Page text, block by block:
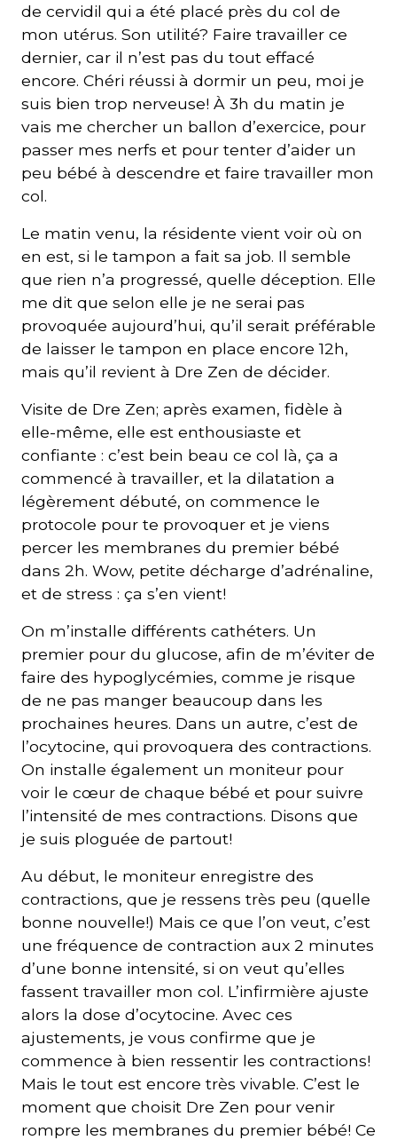
de cervidil qui a été placé près du col de
mon utérus. Son utilité? Faire travailler ce
dernier, car il n’est pas du tout effacé
encore. Chéri réussi à dormir un peu, moi je
suis bien trop nerveuse! À 3h du matin je
vais me chercher un ballon d’exercice, pour
passer mes nerfs et pour tenter d’aider un
peu bébé à descendre et faire travailler mon
col.
Le matin venu, la résidente vient voir où on
en est, si le tampon a fait sa job. Il semble
que rien n’a progressé, quelle déception. Elle
me dit que selon elle je ne serai pas
provoquée aujourd’hui, qu’il serait préférable
de laisser le tampon en place encore 12h,
mais qu’il revient à Dre Zen de décider.
Visite de Dre Zen; après examen, fidèle à
elle-même, elle est enthousiaste et
confiante : c’est bein beau ce col là, ça a
commencé à travailler, et la dilatation a
légèrement débuté, on commence le
protocole pour te provoquer et je viens
percer les membranes du premier bébé
dans 2h. Wow, petite décharge d’adrénaline,
et de stress : ça s’en vient!
On m’installe différents cathéters. Un
premier pour du glucose, afin de m’éviter de
faire des hypoglycémies, comme je risque
de ne pas manger beaucoup dans les
prochaines heures. Dans un autre, c’est de
l’ocytocine, qui provoquera des contractions.
On installe également un moniteur pour
voir le cœur de chaque bébé et pour suivre
l’intensité de mes contractions. Disons que
je suis ploguée de partout!
Au début, le moniteur enregistre des
contractions, que je ressens très peu (quelle
bonne nouvelle!) Mais ce que l’on veut, c’est
une fréquence de contraction aux 2 minutes
d’une bonne intensité, si on veut qu’elles
fassent travailler mon col. L’infirmière ajuste
alors la dose d’ocytocine. Avec ces
ajustements, je vous confirme que je
commence à bien ressentir les contractions!
Mais le tout est encore très vivable. C’est le
moment que choisit Dre Zen pour venir
rompre les membranes du premier bébé! Ce